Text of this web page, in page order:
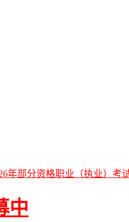
年部分资格职业（执业）考
中